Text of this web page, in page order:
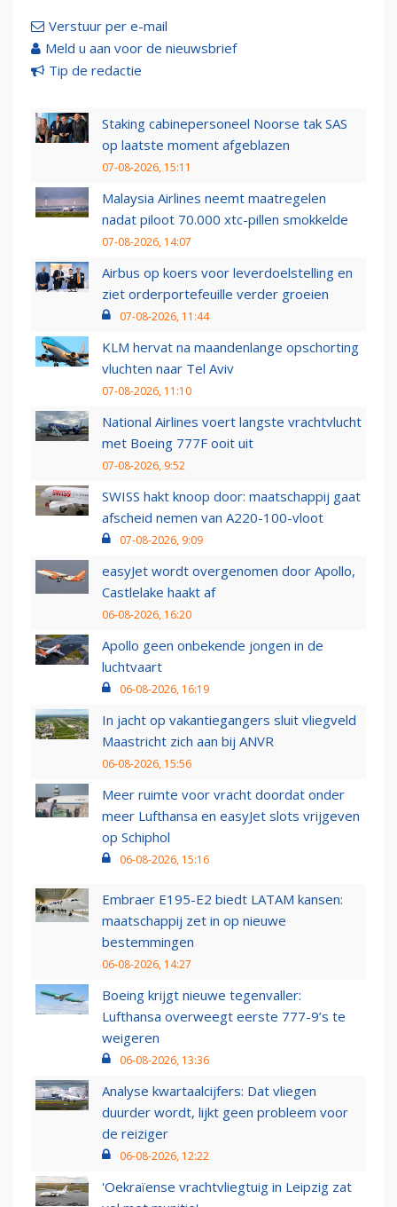
Verstuur per e-mail
Meld u aan voor de nieuwsbrief
Tip de redactie
Staking cabinepersoneel Noorse tak SAS
op laatste moment afgeblazen
07-08-2026, 15:11
Malaysia Airlines neemt maatregelen
nadat piloot 70.000 xtc-pillen smokkelde
07-08-2026, 14:07
Airbus op koers voor leverdoelstelling en
ziet orderportefeuille verder groeien
07-08-2026, 11:44
KLM hervat na maandenlange opschorting
vluchten naar Tel Aviv
07-08-2026, 11:10
National Airlines voert langste vrachtvlucht
met Boeing 777F ooit uit
07-08-2026, 9:52
SWISS hakt knoop door: maatschappij gaat
afscheid nemen van A220-100-vloot
07-08-2026, 9:09
easyJet wordt overgenomen door Apollo,
Castlelake haakt af
06-08-2026, 16:20
Apollo geen onbekende jongen in de
luchtvaart
06-08-2026, 16:19
In jacht op vakantiegangers sluit vliegveld
Maastricht zich aan bij ANVR
06-08-2026, 15:56
Meer ruimte voor vracht doordat onder
meer Lufthansa en easyJet slots vrijgeven
op Schiphol
06-08-2026, 15:16
Embraer E195-E2 biedt LATAM kansen:
maatschappij zet in op nieuwe
bestemmingen
06-08-2026, 14:27
Boeing krijgt nieuwe tegenvaller:
Lufthansa overweegt eerste 777-9’s te
weigeren
06-08-2026, 13:36
Analyse kwartaalcijfers: Dat vliegen
duurder wordt, lijkt geen probleem voor
de reiziger
06-08-2026, 12:22
'Oekraïense vrachtvliegtuig in Leipzig zat